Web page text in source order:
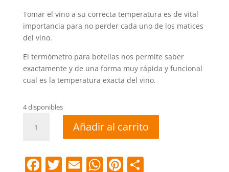
Tomar el vino a su correcta temperatura es de vital
importancia para no perder cada uno de los matices
del vino.
El termómetro para botellas nos permite saber
exactamente y de una forma muy rápida y funcional
cual es la temperatura exacta del vino.
4 disponibles
Termómetro
para
Añadir al carrito
F T E W Pi C